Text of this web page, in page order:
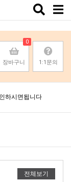
Toggle
장바구니
0
1:1문의
하시면됩니다
하시면됩니다
하시면됩니다
전체보기